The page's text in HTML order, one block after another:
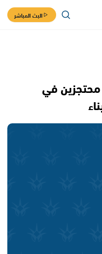
البث المباشر
من 350 لاجئا محتجزين في